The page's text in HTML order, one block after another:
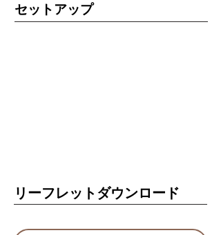
セットアップ
リーフレットダウンロード